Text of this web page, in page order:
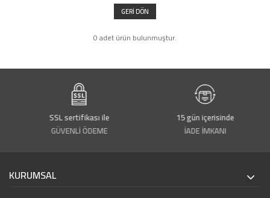
GERI DÖN
0 adet ürün bulunmuştur.
SSL sertifikası ile
GÜVENLİ ÖDEME
15 gün içerisinde
İADE İMKANI
KURUMSAL